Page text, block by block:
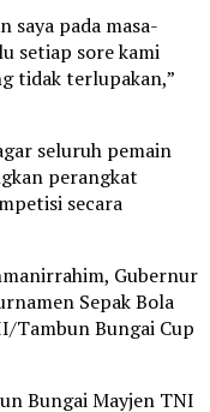
saya pada masa-
setiap sore kami
tidak terlupakan,”
seluruh pemain
perangkat
secara
Gubernur
Sepak Bola
Tambun Bungai Cup
Bungai Mayjen TNI